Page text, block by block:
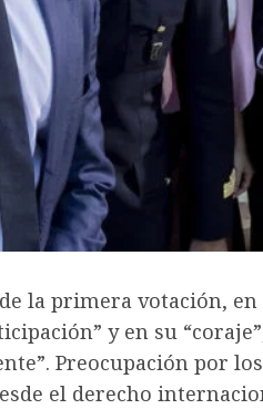
la primera votación, en
y en su
Preocupación por
el derecho